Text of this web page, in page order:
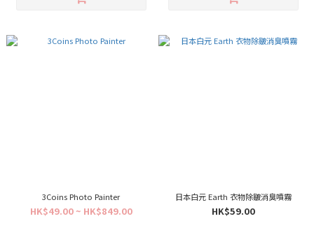
3Coins Photo Painter
HK$49.00 ~ HK$849.00
日本白元 Earth 衣物除皺消臭噴霧
HK$59.00